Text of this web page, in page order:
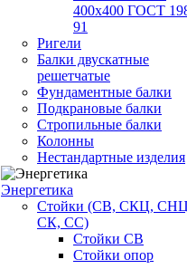
400х400 ГОСТ
91
Ригели
Балки двускатные
решетчатые
Фундаментные балки
Подкрановые балки
Стропильные балки
Колонны
Нестандартные изделия
Энергетика
Стойки (СВ, СКЦ,
СК, СС)
Стойки СВ
Стойки опор